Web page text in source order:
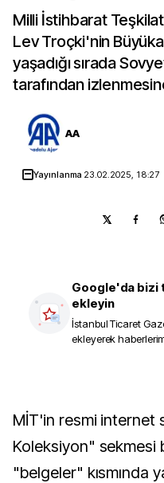
Milli İstihbarat
Lev Troçki'nin
yaşadığı sırada
tarafından
AA
Yayınlanma 23.02.2025, 18:27
Google'da bizi
ekleyin
İstanbul Ticaret
ekleyerek
MİT'in resmi internet sitesinde, "Özel
Koleksiyon" sekmesi
"belgeler" kısmında